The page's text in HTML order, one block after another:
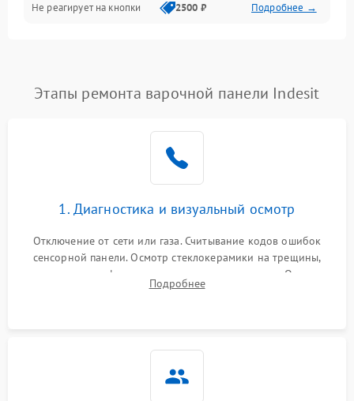
Не реагирует на кнопки 2500 ₽ Подробнее →
Этапы ремонта варочной панели Indesit
1. Диагностика и визуальный осмотр
Отключение от сети или газа. Считывание кодов ошибок
сенсорной панели. Осмотр стеклокерамики на трещины,
проверка конфорок на равномерность нагрева. Опрос
клиента о симптомах (не включается, не видит посуду,
Подробнее